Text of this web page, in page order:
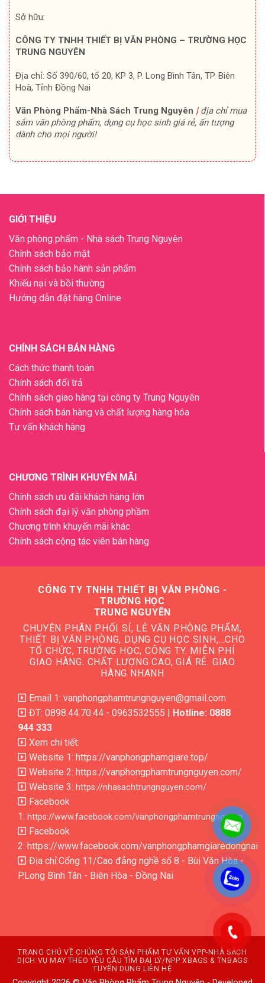
Sở hữu:
CÔNG TY TNHH THIẾT BỊ VĂN PHÒNG – TRƯỜNG HỌC
TRUNG NGUYÊN
Địa chỉ: Số 390/60, tổ 20, KP 3, P. Long Bình Tân, TP. Biên
Hoà, Tỉnh Đồng Nai
Văn Phòng Phẩm-Nhà Sách Trung Nguyên | địa chỉ mua
sắm văn phòng phẩm, dụng cụ học sinh giá rẻ, ấn tượng
dành cho mọi người!
GIỚI THIỆU
Văn phòng phẩm - Nhà sách Trung Nguyên
Chính sách bảo mật
Chính sách bảo hành sản phẩm
Khiếu nại và bồi thường
Hướng dẫn đặt hàng Online
CHÍNH SÁCH BÁN HÀNG
Cách thức thanh toán
Chính sách đổi trả
Chính sách giao hàng tại công ty Trung Nguyên
Chính sách bán hàng và chất lượng hàng hóa
Tư vấn khách hàng
CHƯƠNG TRÌNH KHUYẾN MÃI
Chính sách ưu đãi khách hàng lớn
Chính sách đại lý văn phòng phầm
Chương trình khuyến mãi khác
Chính sách cộng tác viên bán hàng
CÔNG TY TNHH THIẾT BỊ VĂN PHÒNG -
TRƯỜNG HỌC
TRUNG NGUYÊN
CHUYÊN PHÂN PHỐI SỈ, LẺ VĂN PHÒNG PHẨM,
THIẾT BỊ VĂN PHÒNG, DỤNG CỤ HỌC SINH,…CHO
TỔ CHỨC, TRƯỜNG HỌC, CÔNG TY. MIỄN PHÍ
GIAO HÀNG. CHẤT LƯỢNG CAO, GIÁ RẺ. GIAO
HÀNG NHANH
Email 1: vanphongphamtrungnguyen@gmail.com
ĐT: 0898.44.70.44 - 0963532555 |
Hotline: 0888
944 333
Xem chi tiết:
Website 1: https://vanphongphamgiare.top/
Website 2: https://vanphongphamtrungnguyen.com/
Website 3: https://nhasachtrungnguyen.com/
Facebook
1: https://www.facebook.com/vanphongphamtrungnguyen
Facebook
2: https://www.facebook.com/vanphongphamgiaredongnai
Địa chỉ:Cổng 11/Cao đẳng nghề số 8 - Bùi Văn Hòa -
P.Long Bình Tân - Biên Hòa - Đồng Nai
TRANG CHỦ VỀ CHÚNG TÔI SẢN PHẨM TƯ VẤN VPP-NHÀ SÁCH
DỊCH VỤ MAY THEO YÊU CẦU TÌM ĐẠI LÝ/NPP XBAGS & TNBAGS
TUYỂN DỤNG LIÊN HỆ
.
.